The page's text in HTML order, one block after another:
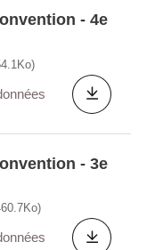
- 4e
- 3e